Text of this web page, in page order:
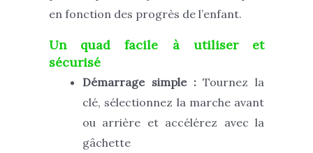
en fonction des progrès de l’enfant.
Un quad facile à utiliser et
sécurisé
Démarrage simple :Tournez la
clé, sélectionnez la marche avant
ou arrière et accélérez avec la
gâchette